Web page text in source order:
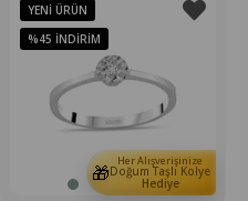
🎁 Her Alışverişinize
Doğum Taşlı Kolye
Hediye
YENI ÜRÜN
%45 İNDIRIM